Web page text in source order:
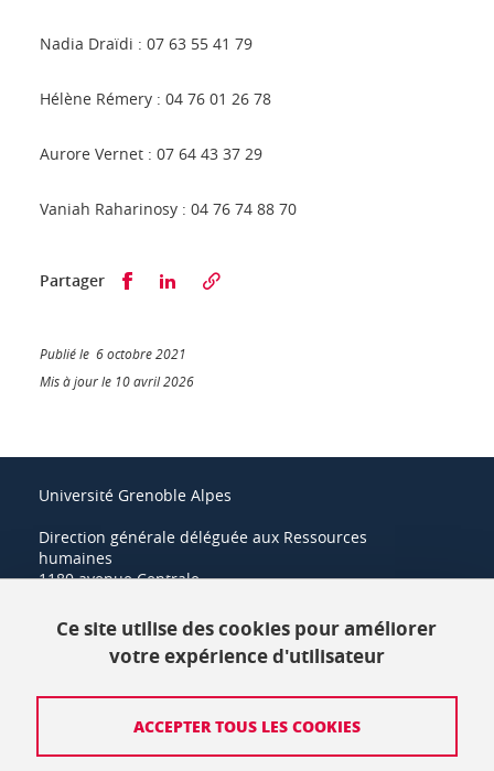
Nadia Draïdi : 07 63 55 41 79
Hélène Rémery : 04 76 01 26 78
Aurore Vernet : 07 64 43 37 29
Vaniah Raharinosy : 04 76 74 88 70
Partager Partager sur Facebook
Partager sur LinkedIn
Publié le 6 octobre 2021
Mis à jour le 10 avril 2026
Université Grenoble Alpes
Direction générale déléguée aux Ressources
humaines
1180 avenue Centrale
+33 (0)4 57 42 21 42
Mentions légales
Ce site utilise des cookies pour améliorer
votre expérience d'utilisateur
ACCEPTER TOUS LES COOKIES